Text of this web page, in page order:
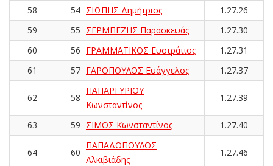
58
54 ΣΙΩΠΗΣ Δημήτριος
1.27.26
59
55 ΣΕΡΜΠΕΖΗΣ Παρασκευάς
1.27.30
60
56 ΓΡΑΜΜΑΤΙΚΟΣ Ευστράτιος
1.27.31
61
57 ΓΑΡΟΠΟΥΛΟΣ Ευάγγελος 1.27.37
62 58
ΠΑΠΑΡΓΥΡΙΟΥ
Κωνσταντίνος
1.27.39
63 59 ΣΙΜΟΣ Κωνσταντίνος 1.27.40
64 60
ΠΑΠΑΔΟΠΟΥΛΟΣ
Αλκιβιάδης
1.27.46